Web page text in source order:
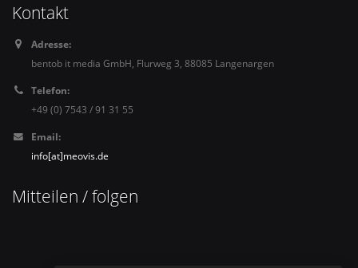
Kontakt
Adresse:
bentob it media GmbH, Flurweg 3, 88085 Langenargen
Telefon:
+49 (0) 7543 / 91 31 55
Email:
info[at]meovis.de
Mitteilen / folgen